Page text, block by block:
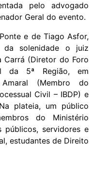
pelo advogado
Geral do evento.
e de Tiago Asfor,
da solenidade o juiz
Carrá (Diretor do Foro
da 5ª Região, em
(Membro do
Civil – IBDP) e
plateia, um público
do Ministério
públicos, servidores e
estudantes de Direito